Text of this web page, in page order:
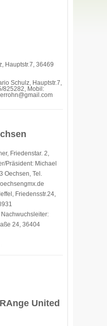
Hauptstr.7, 36469
Schulz, Hauptstr.7,
825282, Mobil:
Friedenstar. 2,
Präsident: Michael
Oechsen, Tel.
Friedensstr.24,
24, 36404
United